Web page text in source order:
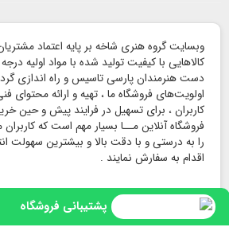
پشتیبانی فروشگاه
وبسایت گروه هنری شاخه بر پایه اعتماد
دست هنرمندان پارسی تاسیس و راه اندازی
اولویت‌های فروشگاه ما ، تهیه و ارائه محتوای
کاربران ، برای تسهیل در فرایند پیش و حین
فروشگاه آنلاین مــا بسیار مهم است که کاربران
را به درستی و با دقت بالا و بیشترین سهولت
اقدام به سفارش نمایند .